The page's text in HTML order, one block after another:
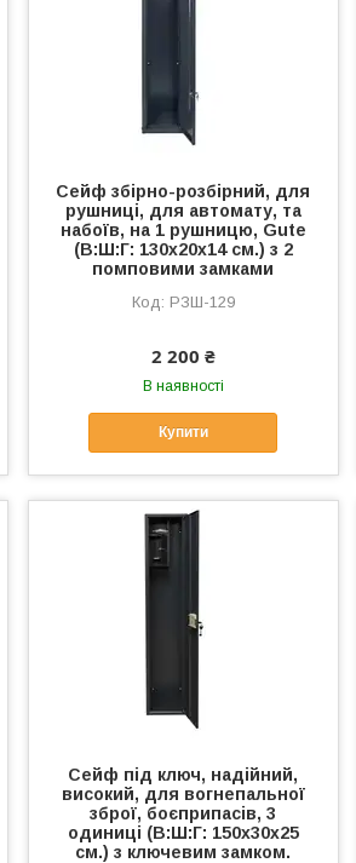
Сейф збірно-розбірний, для
рушниці, для автомату, та
набоїв, на 1 рушницю, Gute
(В:Ш:Г: 130х20х14 см.) з 2
помповими замками
РЗШ-129
2 200 ₴
В наявності
Купити
Сейф під ключ, надійний,
високий, для вогнепальної
зброї, боєприпасів, 3
одиниці (В:Ш:Г: 150х30х25
см.) з ключевим замком.